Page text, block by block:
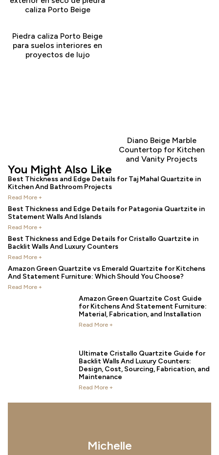
caliza Porto Beige
Piedra caliza Porto Beige
para suelos interiores en
proyectos de lujo
Diano Beige Marble
Countertop for Kitchen
and Vanity Projects
You Might Also Like
Best Thickness and Edge Details for Taj Mahal Quartzite in
Kitchen And Bathroom Projects
Read More +
Best Thickness and Edge Details for Patagonia Quartzite in
Statement Walls And Islands
Read More +
Best Thickness and Edge Details for Cristallo Quartzite in
Backlit Walls And Luxury Counters
Read More +
Amazon Green Quartzite vs Emerald Quartzite for Kitchens
And Statement Furniture: Which Should You Choose?
Read More +
Amazon Green Quartzite Cost Guide
for Kitchens And Statement Furniture:
Material, Fabrication, and Installation
Read More +
Ultimate Cristallo Quartzite Guide for
Backlit Walls And Luxury Counters:
Design, Cost, Sourcing, Fabrication, and
Maintenance
Read More +
Michelle